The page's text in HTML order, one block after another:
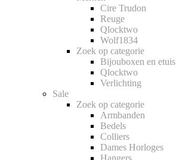
Cire Trudon
Reuge
Qlocktwo
Wolf1834
Zoek op categorie
Bijouboxen en etuis
Qlocktwo
Verlichting
Sale
Zoek op categorie
Armbanden
Bedels
Colliers
Dames Horloges
Hangers